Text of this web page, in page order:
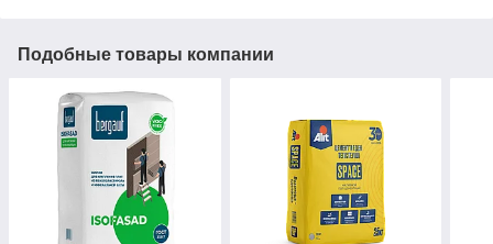
Подобные товары компании